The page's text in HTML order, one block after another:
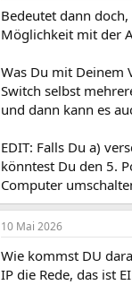
Bedeutet dann
Möglichkeit mit der
Was Du mit Deinem
Switch selbst
und dann kann es
EDIT: Falls Du a)
könntest Du den 5.
Computer
10 Mai 2026
Wie kommst DU
IP die Rede, das ist